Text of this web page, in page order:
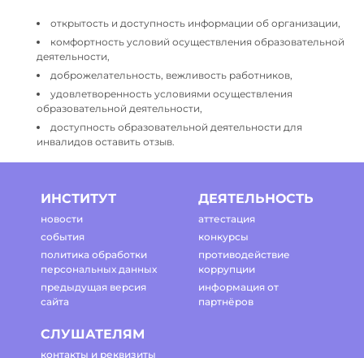
открытость и доступность информации об организации,
комфортность условий осуществления образовательной
деятельности,
доброжелательность, вежливость работников,
удовлетворенность условиями осуществления
образовательной деятельности,
доступность образовательной деятельности для
инвалидов оставить отзыв.
ИНСТИТУТ
новости
события
политика обработки
персональных данных
предыдущая версия
сайта
ДЕЯТЕЛЬНОСТЬ
аттестация
конкурсы
противодействие
коррупции
информация от
партнёров
СЛУШАТЕЛЯМ
контакты и реквизиты